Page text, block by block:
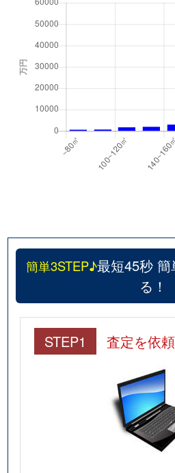
簡単3STEP♪最短45秒
る！
STEP1 査定を依